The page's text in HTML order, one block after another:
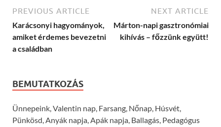
PREVIOUS ARTICLE
Karácsonyi hagyományok,
amiket érdemes bevezetni
a családban
NEXT ARTICLE
Márton-napi gasztronómiai
kihívás – főzzünk együtt!
BEMUTATKOZÁS
Ünnepeink, Valentin nap, Farsang, Nőnap, Húsvét,
Pünkösd, Anyák napja, Apák napja, Ballagás, Pedagógus